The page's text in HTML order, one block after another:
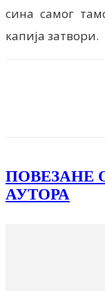
сина самог
капија затвори.
ПОВЕЗАНЕ
АУТОРА